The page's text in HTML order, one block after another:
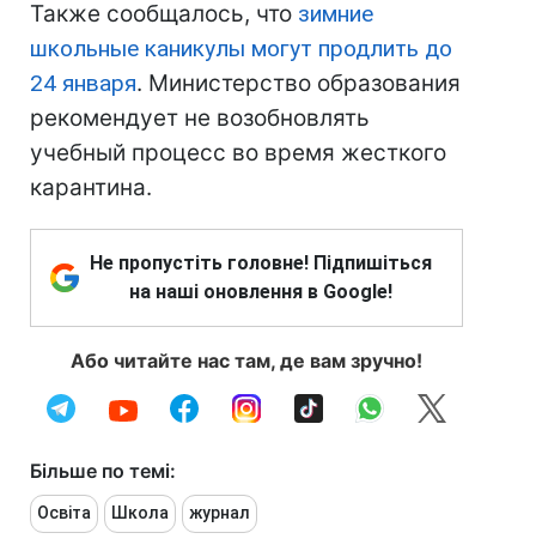
Также сообщалось, что зимние
школьные каникулы могут продлить до
24 января. Министерство образования
рекомендует не возобновлять
учебный процесс во время жесткого
карантина.
Не пропустіть головне! Підпишіться
на наші оновлення в Google!
Або читайте нас там, де вам зручно!
Більше по темі:
Освіта Школа журнал